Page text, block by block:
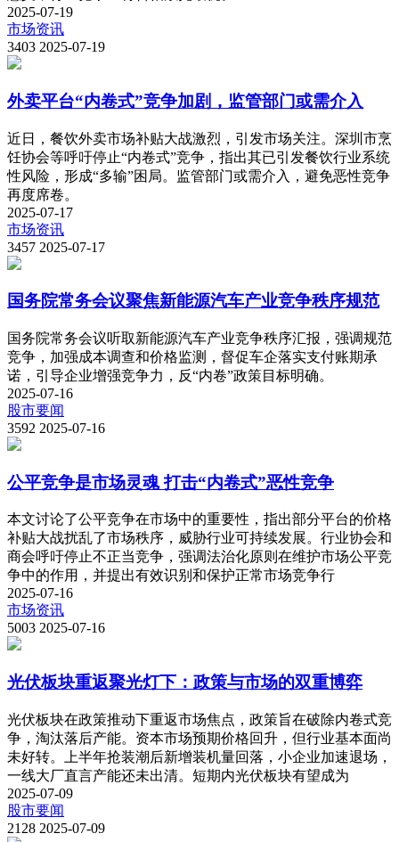
2025-07-19
市场资讯
3403 2025-07-19
外卖平台“内卷式”竞争加剧，监管部门或需介入
近日，餐饮外卖市场补贴大战激烈，引发市场关注。深圳市烹
饪协会等呼吁停止“内卷式”竞争，指出其已引发餐饮行业系统
性风险，形成“多输”困局。监管部门或需介入，避免恶性竞争
再度席卷。
2025-07-17
市场资讯
3457 2025-07-17
国务院常务会议聚焦新能源汽车产业竞争秩序规范
国务院常务会议听取新能源汽车产业竞争秩序汇报，强调规范
竞争，加强成本调查和价格监测，督促车企落实支付账期承
诺，引导企业增强竞争力，反“内卷”政策目标明确。
2025-07-16
股市要闻
3592 2025-07-16
公平竞争是市场灵魂 打击“内卷式”恶性竞争
本文讨论了公平竞争在市场中的重要性，指出部分平台的价格
补贴大战扰乱了市场秩序，威胁行业可持续发展。行业协会和
商会呼吁停止不正当竞争，强调法治化原则在维护市场公平竞
争中的作用，并提出有效识别和保护正常市场竞争行
2025-07-16
市场资讯
5003 2025-07-16
光伏板块重返聚光灯下：政策与市场的双重博弈
光伏板块在政策推动下重返市场焦点，政策旨在破除内卷式竞
争，淘汰落后产能。资本市场预期价格回升，但行业基本面尚
未好转。上半年抢装潮后新增装机量回落，小企业加速退场，
一线大厂直言产能还未出清。短期内光伏板块有望成为
2025-07-09
股市要闻
2128 2025-07-09